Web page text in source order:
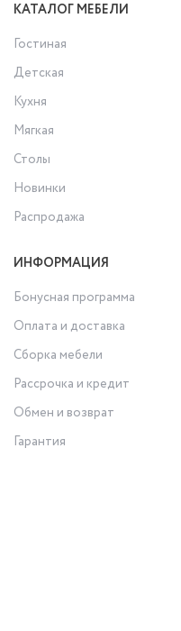
КАТАЛОГ МЕБЕЛИ
Гостиная
Детская
Кухня
Мягкая
Столы
Новинки
Распродажа
ИНФОРМАЦИЯ
Бонусная программа
Оплата и доставка
Сборка мебели
Рассрочка и кредит
Обмен и возврат
Гарантия